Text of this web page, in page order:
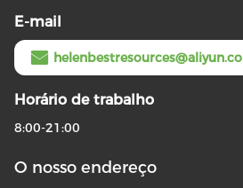
E-mail
Horário de trabalho
8:00-21:00
O nosso endereço